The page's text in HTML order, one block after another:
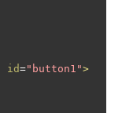
id="button1">